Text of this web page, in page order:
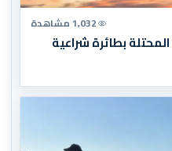
1,032 مشاهدة
بطائرة شراعية